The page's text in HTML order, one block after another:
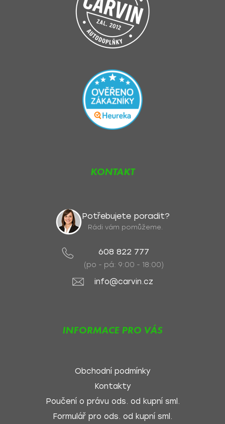
KONTAKT
Potřebujete poradit?
Rádi vám pomůžeme.
608 822 777
(po - pá: 9:00 - 18:00)
info@carvin.cz
INFORMACE PRO VÁS
Obchodní podmínky
Kontakty
Poučení o právu ods. od kupní sml.
Formulář pro ods. od kupní sml.